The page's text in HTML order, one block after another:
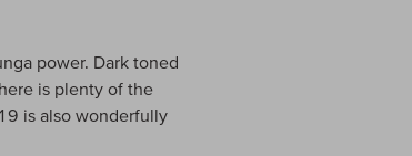
power. Dark toned
is plenty of the
is also wonderfully